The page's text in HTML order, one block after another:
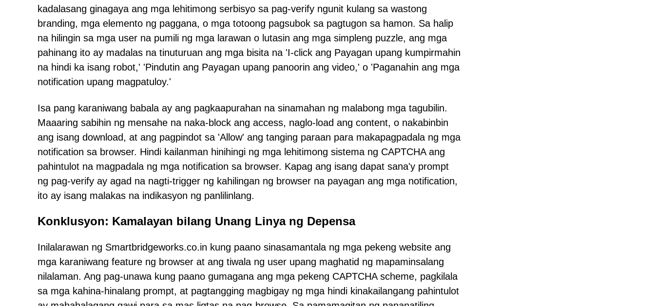
kadalasang ginagaya ang mga lehitimong serbisyo sa pag-verify ngunit kulang sa wastong
branding, mga elemento ng paggana, o mga totoong pagsubok sa pagtugon sa hamon. Sa halip
na hilingin sa mga user na pumili ng mga larawan o lutasin ang mga simpleng puzzle, ang mga
pahinang ito ay madalas na tinuturuan ang mga bisita na 'I-click ang Payagan upang kumpirmahin
na hindi ka isang robot,' 'Pindutin ang Payagan upang panoorin ang video,' o 'Paganahin ang mga
notification upang magpatuloy.'
Isa pang karaniwang babala ay ang pagkaapurahan na sinamahan ng malabong mga tagubilin.
Maaaring sabihin ng mensahe na naka-block ang access, naglo-load ang content, o nakabinbin
ang isang download, at ang pagpindot sa 'Allow' ang tanging paraan para makapagpadala ng mga
notification sa browser. Hindi kailanman hinihingi ng mga lehitimong sistema ng CAPTCHA ang
pahintulot na magpadala ng mga notification sa browser. Kapag ang isang dapat sana'y prompt
ng pag-verify ay agad na nagti-trigger ng kahilingan ng browser na payagan ang mga notification,
ito ay isang malakas na indikasyon ng panlilinlang.
Konklusyon: Kamalayan bilang Unang Linya ng Depensa
Inilalarawan ng Smartbridgeworks.co.in kung paano sinasamantala ng mga pekeng website ang
mga karaniwang feature ng browser at ang tiwala ng user upang maghatid ng mapaminsalang
nilalaman. Ang pag-unawa kung paano gumagana ang mga pekeng CAPTCHA scheme, pagkilala
sa mga kahina-hinalang prompt, at pagtangging magbigay ng mga hindi kinakailangang pahintulot